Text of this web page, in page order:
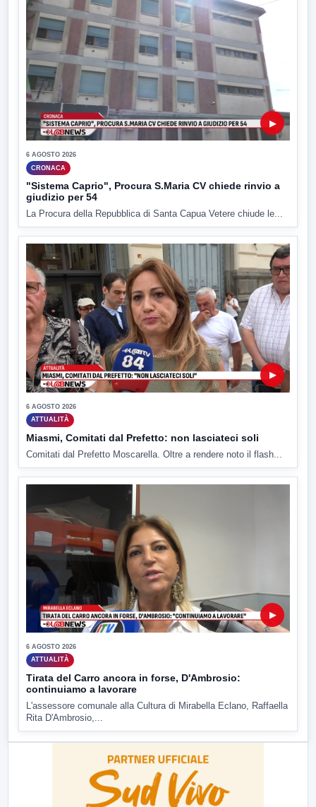
▶
6 AGOSTO 2026
CRONACA
"Sistema Caprio", Procura S.Maria CV chiede rinvio a
giudizio per 54
La Procura della Repubblica di Santa Capua Vetere chiude le...
▶
6 AGOSTO 2026
ATTUALITÀ
Miasmi, Comitati dal Prefetto: non lasciateci soli
Comitati dal Prefetto Moscarella. Oltre a rendere noto il flash...
▶
6 AGOSTO 2026
ATTUALITÀ
Tirata del Carro ancora in forse, D'Ambrosio:
continuiamo a lavorare
L'assessore comunale alla Cultura di Mirabella Eclano, Raffaella
Rita D'Ambrosio,...